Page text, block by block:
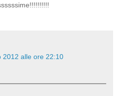
2012 alle ore 22:10